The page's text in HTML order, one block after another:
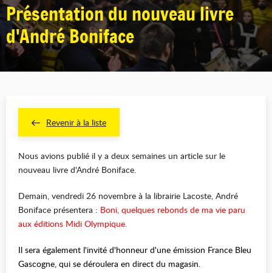
Présentation du nouveau livre
d'André Boniface
Revenir à la liste
Nous avions publié il y a deux semaines un article sur le
nouveau livre d'André Boniface.
Demain, vendredi 26 novembre à la librairie Lacoste, André
Boniface présentera : Boni, quelques rebonds de ma vie paru
aux éditions Midi Olympique.
Il sera également l'invité d'honneur d'une émission France Bleu
Gascogne, qui se déroulera en direct du magasin.